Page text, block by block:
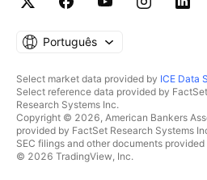
Português
Select market data provided by ICE Data
Select reference data provided by
Research Systems Inc.
Copyright © 2026, American Bankers
provided by FactSet Research Systems
SEC filings and other documents provided
© 2026 TradingView, Inc.